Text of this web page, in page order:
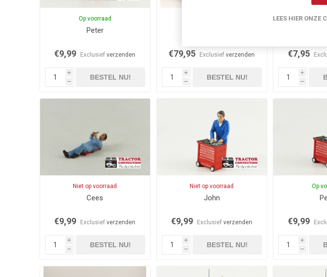
Op voorraad
Peter
€9,99 Exclusiefverzenden
i
h
BESTEL NU!
€79,95 Exclusiefverzenden
i
h
BESTEL NU!
Niet op
€7,95
i
h
Niet op voorraad
Cees
€9,99 Exclusiefverzenden
i
h
BESTEL NU!
Niet op voorraad
John
€9,99 Exclusiefverzenden
i
h
BESTEL NU!
Op
€9,99
i
h
LEES HIER ONZE